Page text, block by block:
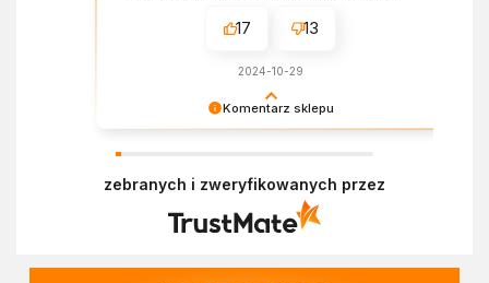
Komentarz sklepu
doświadczeniem. Z pozdrowieniami, Zespół
17 13
2024-10-29
zebranych i zweryfikowanych przez